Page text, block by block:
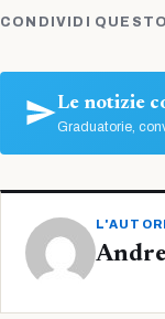
CONDIVIDI
Le notizie
Graduatorie,